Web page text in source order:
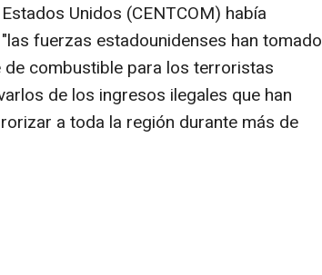
Unidos (CENTCOM) había
fuerzas estadounidenses han tomado
combustible para los terroristas
de los ingresos ilegales que han
a toda la región durante más de